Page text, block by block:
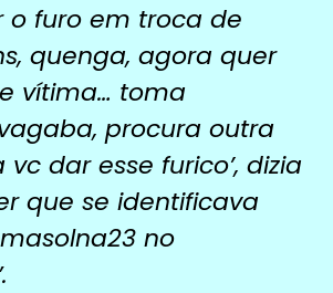
o furo em troca de
quenga, agora quer
vítima… toma
procura outra
dar esse furico’, dizia
que se identificava
no